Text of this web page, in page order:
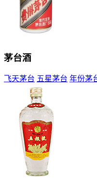
茅台酒
飞天茅台 五星茅台 年份茅